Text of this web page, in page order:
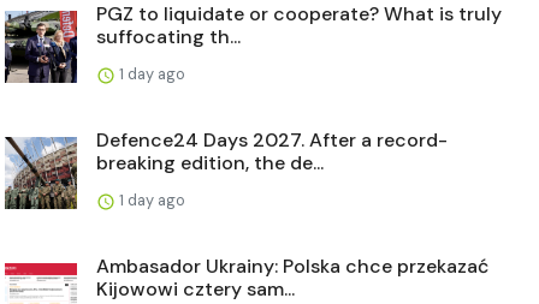
PGZ to liquidate or cooperate? What is truly
suffocating th...
1 day ago
Defence24 Days 2027. After a record-
breaking edition, the de...
1 day ago
Ambasador Ukrainy: Polska chce przekazać
Kijowowi cztery sam...